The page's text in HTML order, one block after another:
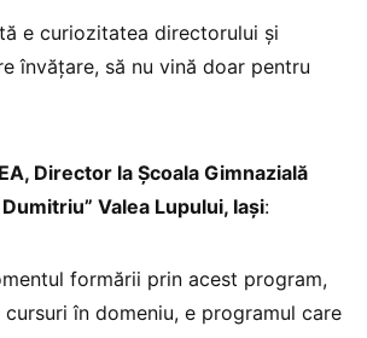
e curiozitatea directorului și
învățare, să nu vină doar pentru
Director la Școala Gimnazială
Valea Lupului, Iași:
formării prin acest program,
în domeniu, e programul care